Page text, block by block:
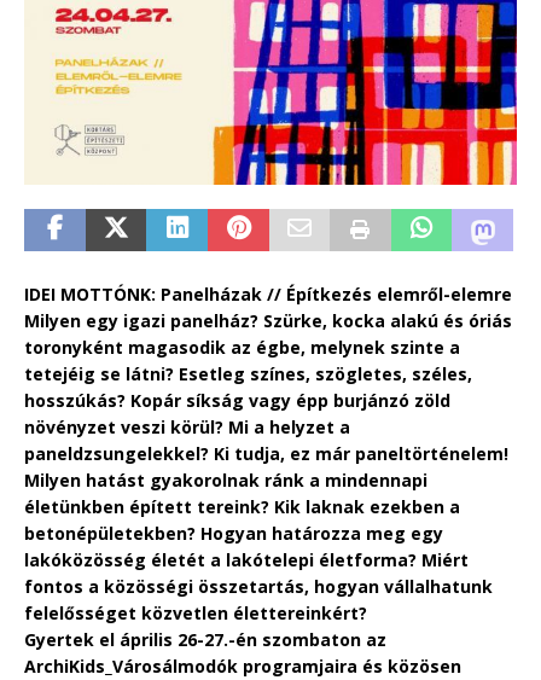
IDEI MOTTÓNK: Panelházak // Építkezés elemről-elemre
Milyen egy igazi panelház? Szürke, kocka alakú és óriás
toronyként magasodik az égbe, melynek szinte a
tetejéig se látni? Esetleg színes, szögletes, széles,
hosszúkás? Kopár síkság vagy épp burjánzó zöld
növényzet veszi körül? Mi a helyzet a
paneldzsungelekkel? Ki tudja, ez már paneltörténelem!
Milyen hatást gyakorolnak ránk a mindennapi
életünkben épített tereink? Kik laknak ezekben a
betonépületekben? Hogyan határozza meg egy
lakóközösség életét a lakótelepi életforma? Miért
fontos a közösségi összetartás, hogyan vállalhatunk
felelősséget közvetlen élettereinkért?
Gyertek el április 26-27.-én szombaton az
ArchiKids_Városálmodók programjaira és közösen